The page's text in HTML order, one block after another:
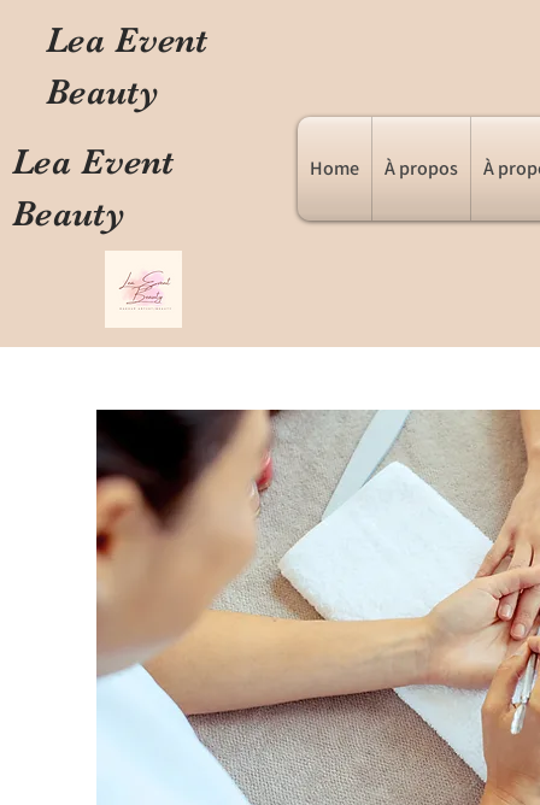
Lea Event
Beauty
Lea Event
Beauty
Home À propos À